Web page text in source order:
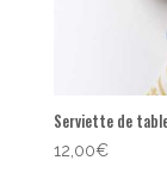
Serviette de
12,00€